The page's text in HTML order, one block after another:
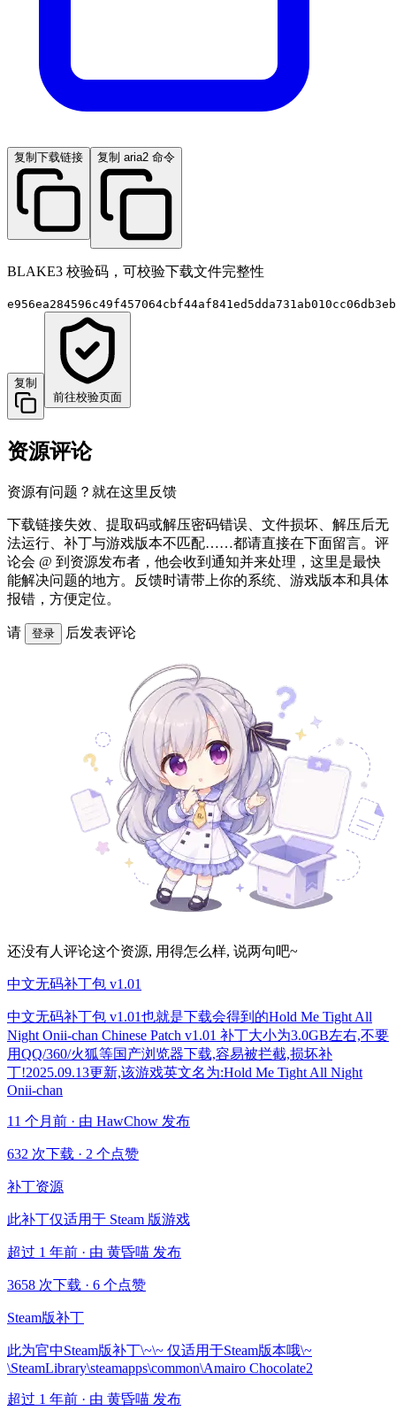
复制下载链接 复制 aria2 命令
BLAKE3 校验码，可校验下载文件完整性
复制
前往校验页面
资源评论
资源有问题？就在这里反馈
下载链接失效、提取码或解压密码错误、文件损坏、解压后无
法运行、补丁与游戏版本不匹配……都请直接在下面留言。评
论会 @ 到资源发布者，他会收到通知并来处理，这里是最快
能解决问题的地方。反馈时请带上你的系统、游戏版本和具体
报错，方便定位。
请 登录 后发表评论
还没有人评论这个资源, 用得怎么样, 说两句吧~
中文无码补丁包 v1.01
中文无码补丁包 v1.01也就是下载会得到的Hold Me Tight All
Night Onii-chan Chinese Patch v1.01 补丁大小为3.0GB左右,不要
用QQ/360/火狐等国产浏览器下载,容易被拦截,损坏补
丁!2025.09.13更新,该游戏英文名为:Hold Me Tight All Night
Onii-chan
11 个月前 · 由 HawChow 发布
632 次下载 · 2 个点赞
补丁资源
此补丁仅适用于 Steam 版游戏
超过 1 年前 · 由 黄昏喵 发布
3658 次下载 · 6 个点赞
Steam版补丁
此为官中Steam版补丁\~\~ 仅适用于Steam版本哦\~
\SteamLibrary\steamapps\common\Amairo Chocolate2
超过 1 年前 · 由 黄昏喵 发布